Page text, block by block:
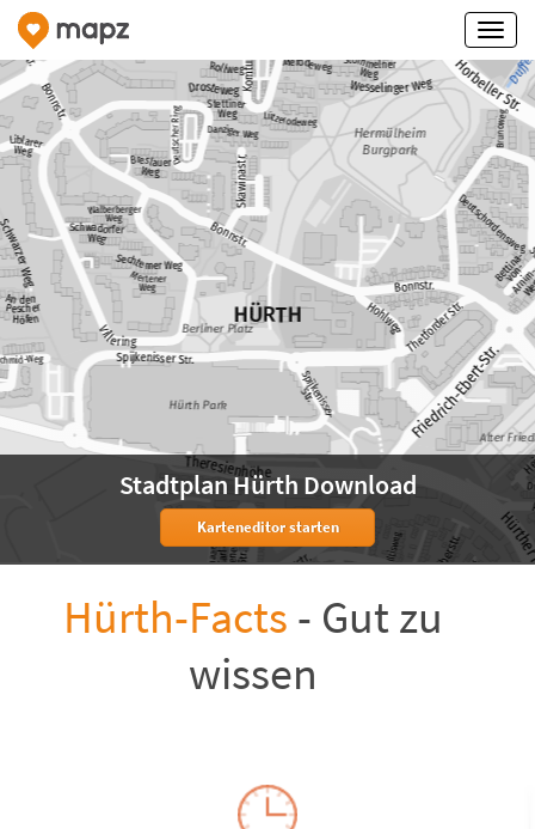
Stadtplan Hürth Download
Karteneditor starten
Hürth-Facts - Gut zu
wissen